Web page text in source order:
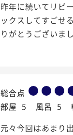
昨年に続いてリピ
ックスしてすごせ
りがとうございま
総合点
部屋 5 風呂 5
元々今回はあまり